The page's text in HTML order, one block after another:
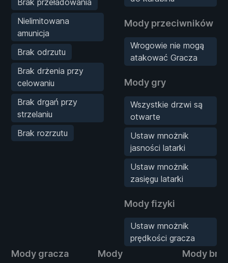
Brak przeładowania
Nielimitowana
amunicja
Brak odrzutu
Brak drżenia przy
celowaniu
Brak drgań przy
strzelaniu
Brak rozrzutu
Mody przeciwników
Wrogowie nie mogą
atakować Gracza
Mody gry
Wszystkie drzwi są
otwarte
Ustaw mnożnik
jasności latarki
Ustaw mnożnik
zasięgu latarki
Mody fizyki
Ustaw mnożnik
prędkości gracza
Mody gracza
Mody
Mody